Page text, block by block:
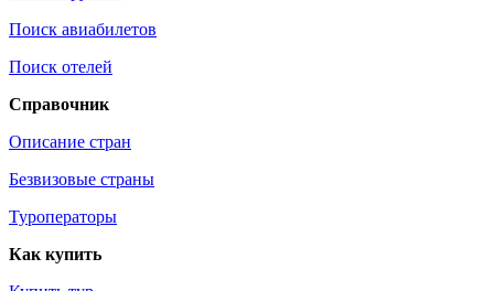
Поиск авиабилетов
Поиск отелей
Справочник
Описание стран
Безвизовые страны
Туроператоры
Как купить